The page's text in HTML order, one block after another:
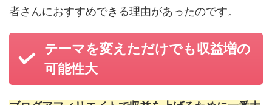
者さんにおすすめできる理由があったのです。
テーマを変えただけでも収益増の
可能性大